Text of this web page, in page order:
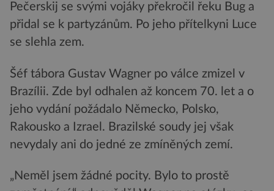
Pečerskij se svými vojáky překročil řeku Bug a
přidal se k partyzánům. Po jeho přítelkyni Luce
se slehla zem.
Šéf tábora Gustav Wagner po válce zmizel v
Brazílii. Zde byl odhalen až koncem 70. let a o
jeho vydání požádalo Německo, Polsko,
Rakousko a Izrael. Brazilské soudy jej však
nevydaly ani do jedné ze zmíněných zemí.
„Neměl jsem žádné pocity. Bylo to prostě